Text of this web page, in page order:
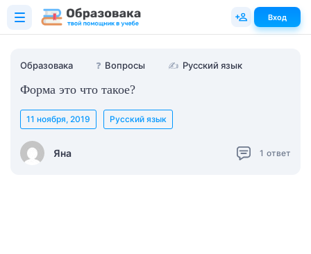
Образовака ❓ Вопросы ✍ Русский язык
Форма это что такое?
Яна
11 ноября, 2019 Русский язык
1 ответ
Вход